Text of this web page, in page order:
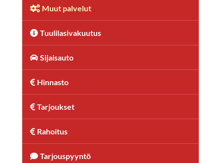
Muut palvelut
Tuulilasivakuutus
Sijaisauto
Hinnasto
Tarjoukset
Rahoitus
Tarjouspyyntö